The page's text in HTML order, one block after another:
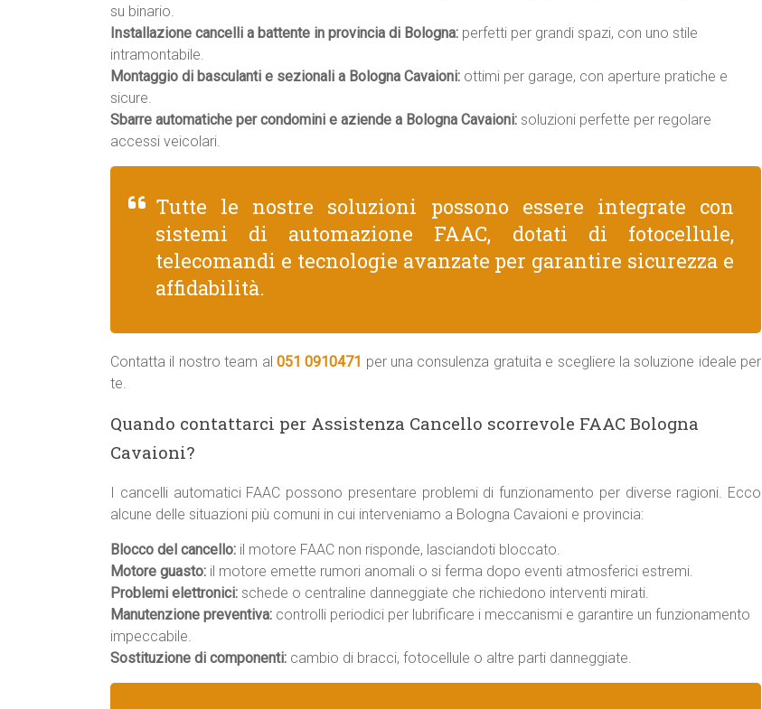
su binario.
Installazione cancelli a battente in provincia di Bologna: perfetti per grandi spazi, con uno stile
intramontabile.
Montaggio di basculanti e sezionali a Bologna Cavaioni: ottimi per garage, con aperture pratiche e
sicure.
Sbarre automatiche per condomini e aziende a Bologna Cavaioni: soluzioni perfette per regolare
accessi veicolari.
Tutte le nostre soluzioni possono essere integrate con
sistemi di automazione FAAC, dotati di fotocellule,
telecomandi e tecnologie avanzate per garantire sicurezza e
affidabilità.
Contatta il nostro team al 051 0910471 per una consulenza gratuita e scegliere la soluzione ideale per
te.
Quando contattarci per Assistenza Cancello scorrevole FAAC Bologna
Cavaioni?
I cancelli automatici FAAC possono presentare problemi di funzionamento per diverse ragioni. Ecco
alcune delle situazioni più comuni in cui interveniamo a Bologna Cavaioni e provincia:
Blocco del cancello: il motore FAAC non risponde, lasciandoti bloccato.
Motore guasto: il motore emette rumori anomali o si ferma dopo eventi atmosferici estremi.
Problemi elettronici: schede o centraline danneggiate che richiedono interventi mirati.
Manutenzione preventiva: controlli periodici per lubrificare i meccanismi e garantire un funzionamento
impeccabile.
Sostituzione di componenti: cambio di bracci, fotocellule o altre parti danneggiate.